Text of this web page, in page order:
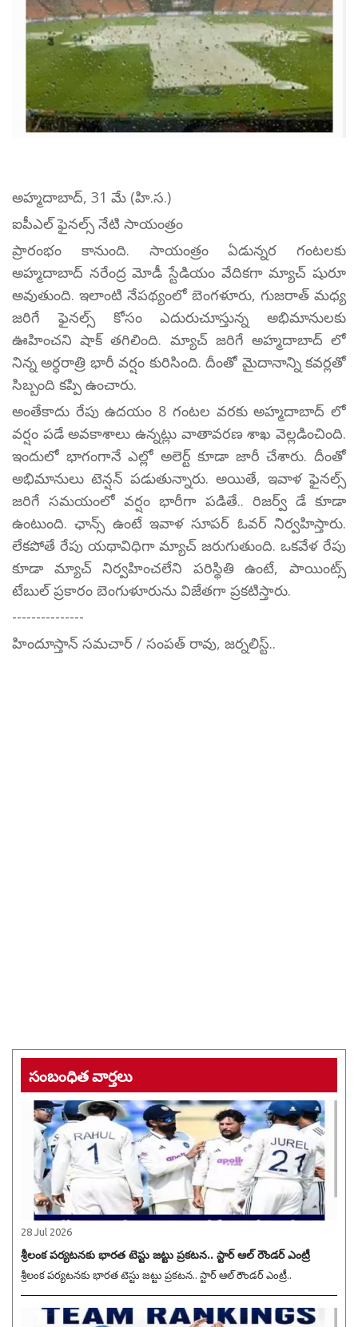
అహ్మదాబాద్, 31 మే (హి.స.)
ఐపీఎల్ ఫైనల్స్ నేటి సాయంత్రం
ప్రారంభం కానుంది. సాయంత్రం ఏడున్నర గంటలకు
అహ్మదాబాద్ నరేంద్ర మోడీ స్టేడియం వేదికగా మ్యాచ్ షురూ
అవుతుంది. ఇలాంటి నేపథ్యంలో బెంగళూరు, గుజరాత్ మధ్య
జరిగే ఫైనల్స్ కోసం ఎదురుచూస్తున్న అభిమానులకు
ఊహించని షాక్ తగిలింది. మ్యాచ్ జరిగే అహ్మదాబాద్ లో
నిన్న అర్ధరాత్రి భారీ వర్షం కురిసింది. దీంతో మైదానాన్ని కవర్లతో
సిబ్బంది కప్పి ఉంచారు.
అంతేకాదు రేపు ఉదయం 8 గంటల వరకు అహ్మదాబాద్ లో
వర్షం పడే అవకాశాలు ఉన్నట్లు వాతావరణ శాఖ వెల్లడించింది.
ఇందులో భాగంగానే ఎల్లో అలెర్ట్ కూడా జారీ చేశారు. దీంతో
అభిమానులు టెన్షన్ పడుతున్నారు. అయితే, ఇవాళ ఫైనల్స్
జరిగే సమయంలో వర్షం భారీగా పడితే.. రిజర్వ్ డే కూడా
ఉంటుంది. ఛాన్స్ ఉంటే ఇవాళ సూపర్ ఓవర్ నిర్వహిస్తారు.
లేకపోతే రేపు యథావిధిగా మ్యాచ్ జరుగుతుంది. ఒకవేళ రేపు
కూడా మ్యాచ్ నిర్వహించలేని పరిస్థితి ఉంటే, పాయింట్స్
టేబుల్ ప్రకారం బెంగుళూరును విజేతగా ప్రకటిస్తారు.
---------------
హిందూస్తాన్ సమచార్ / సంపత్ రావు, జర్నలిస్ట్..
సంబంధిత వార్తలు
28 Jul 2026
శ్రీలంక పర్యటనకు భారత టెస్టు జట్టు ప్రకటన.. స్టార్ ఆల్ రౌండర్ ఎంట్రీ
శ్రీలంక పర్యటనకు భారత టెస్టు జట్టు ప్రకటన.. స్టార్ ఆల్ రౌండర్ ఎంట్రీ..